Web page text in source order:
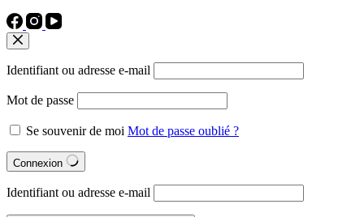
Identifiant ou adresse e-mail
Mot de passe
Se souvenir de moi Mot de passe oublié ?
Connexion
Identifiant ou adresse e-mail